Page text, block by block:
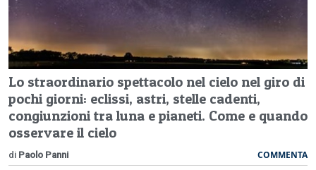
Lo straordinario spettacolo nel cielo nel giro di
pochi giorni: eclissi, astri, stelle cadenti,
congiunzioni tra luna e pianeti. Come e quando
osservare il cielo
di Paolo Panni COMMENTA